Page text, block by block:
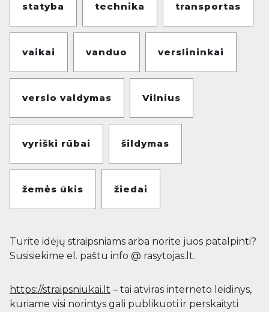
statyba technika transportas
vaikai vanduo verslininkai
verslo valdymas Vilnius
vyriški rūbai šildymas
žemės ūkis žiedai
Turite idėjų straipsniams arba norite juos patalpinti?
Susisiekime el. paštu info @ rasytojas.lt.
https://straipsniukai.lt – tai atviras interneto leidinys,
kuriame visi norintys gali publikuoti ir perskaityti